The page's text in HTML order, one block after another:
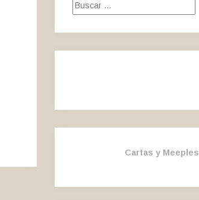
Buscar:
Cartas y Meeples